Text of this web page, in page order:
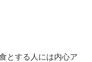
とする人には内心ア